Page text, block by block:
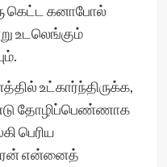
கெட்ட கனாபோல்
உடலெங்கும்
உட்கார்ந்திருக்க,
தோழிப்பெண்ணாக
பெரிய
என்னைத்